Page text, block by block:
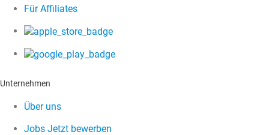
Für Affiliates
Unternehmen
Über uns
Jobs Jetzt bewerben